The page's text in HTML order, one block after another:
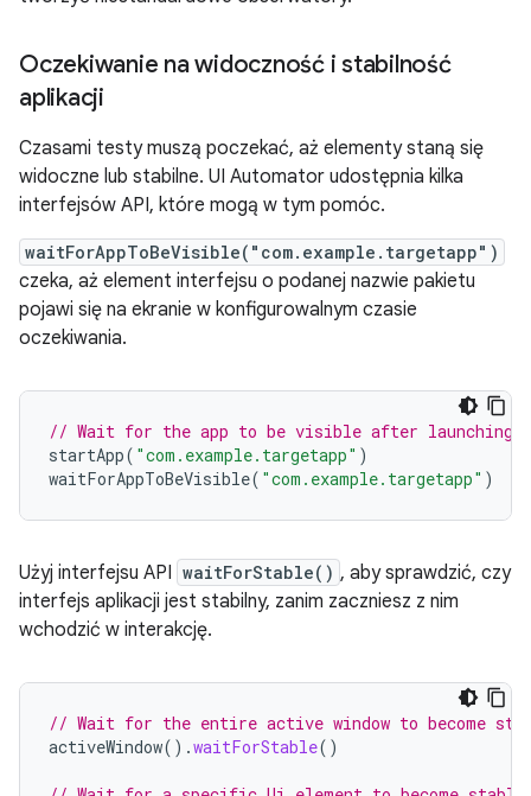
Oczekiwanie na widoczność i stabilność
aplikacji
Czasami testy muszą poczekać, aż elementy staną się
widoczne lub stabilne. UI Automator udostępnia kilka
interfejsów API, które mogą w tym pomóc.
waitForAppToBeVisible("com.example.targetapp")
czeka, aż element interfejsu o podanej nazwie pakietu
pojawi się na ekranie w konfigurowalnym czasie
oczekiwania.
// Wait for the app to be visible after launching
startApp( "com.example.targetapp" )
waitForAppToBeVisible( "com.example.targetapp" )
Użyj interfejsu API waitForStable() , aby sprawdzić, czy
interfejs aplikacji jest stabilny, zanim zaczniesz z nim
wchodzić w interakcję.
// Wait for the entire active window to become
activeWindow().waitForStable()